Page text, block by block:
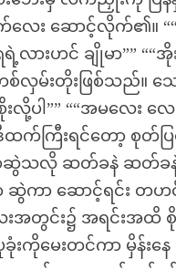
သွက်လေး ဆောင့်လိုက်၏
ားဟင် ချိုမာ”” ““
တစ်လှမ်းတိုးဖြစ်သည်
စိုးလို့ပါ”” ““အမလေ
က်ကြီးရင်တော့ စုတ်ပ
ာဆွဲသလို ဆတ်ခနဲ ဆတ်ခ
ကာ ဆောင့်ရင်း တဟ
တွင်း၌ အရင်းအထိ စို
ကိုမေးတင်ကာ မှိန်း